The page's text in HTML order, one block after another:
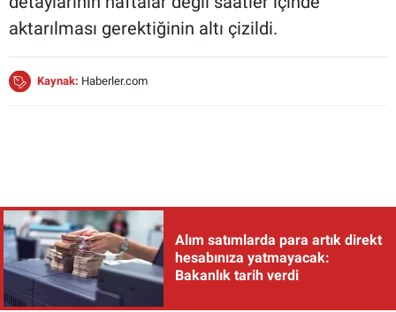
aktarılması gerektiğinin altı çizildi.
Kaynak: Haberler.com
Alım satımlarda para artık direkt
hesabınıza yatmayacak:
Bakanlık tarih verdi